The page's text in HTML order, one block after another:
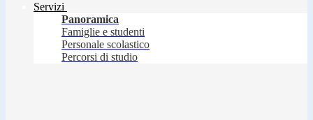
Servizi
Panoramica
Famiglie e studenti
Personale scolastico
Percorsi di studio